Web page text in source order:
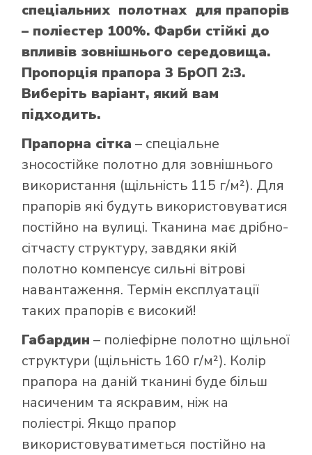
спеціальних полотнах для прапорів
– поліестер 100%. Фарби стійкі до
впливів зовнішнього середовища.
Пропорція прапора 3 БрОП 2:3.
Виберіть варіант, який вам
підходить.
Прапорна сітка – спеціальне
зносостійке полотно для зовнішнього
використання (щільність 115 г/м²). Для
прапорів які будуть використовуватися
постійно на вулиці. Тканина має дрібно-
сітчасту структуру, завдяки якій
полотно компенсує сильні вітрові
навантаження. Термін експлуатації
таких прапорів є високий!
Габардин – поліефірне полотно щільної
структури (щільність 160 г/м²). Колір
прапора на даній тканині буде більш
насиченим та яскравим, ніж на
поліестрі. Якщо прапор
використовуватиметься постійно на